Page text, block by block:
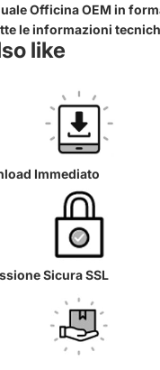
Officina OEM in
le informazioni
like
Immediato
Sicura SSL